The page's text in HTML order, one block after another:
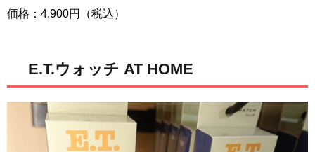
価格：4,900円（税込）
E.T.ウォッチ AT HOME